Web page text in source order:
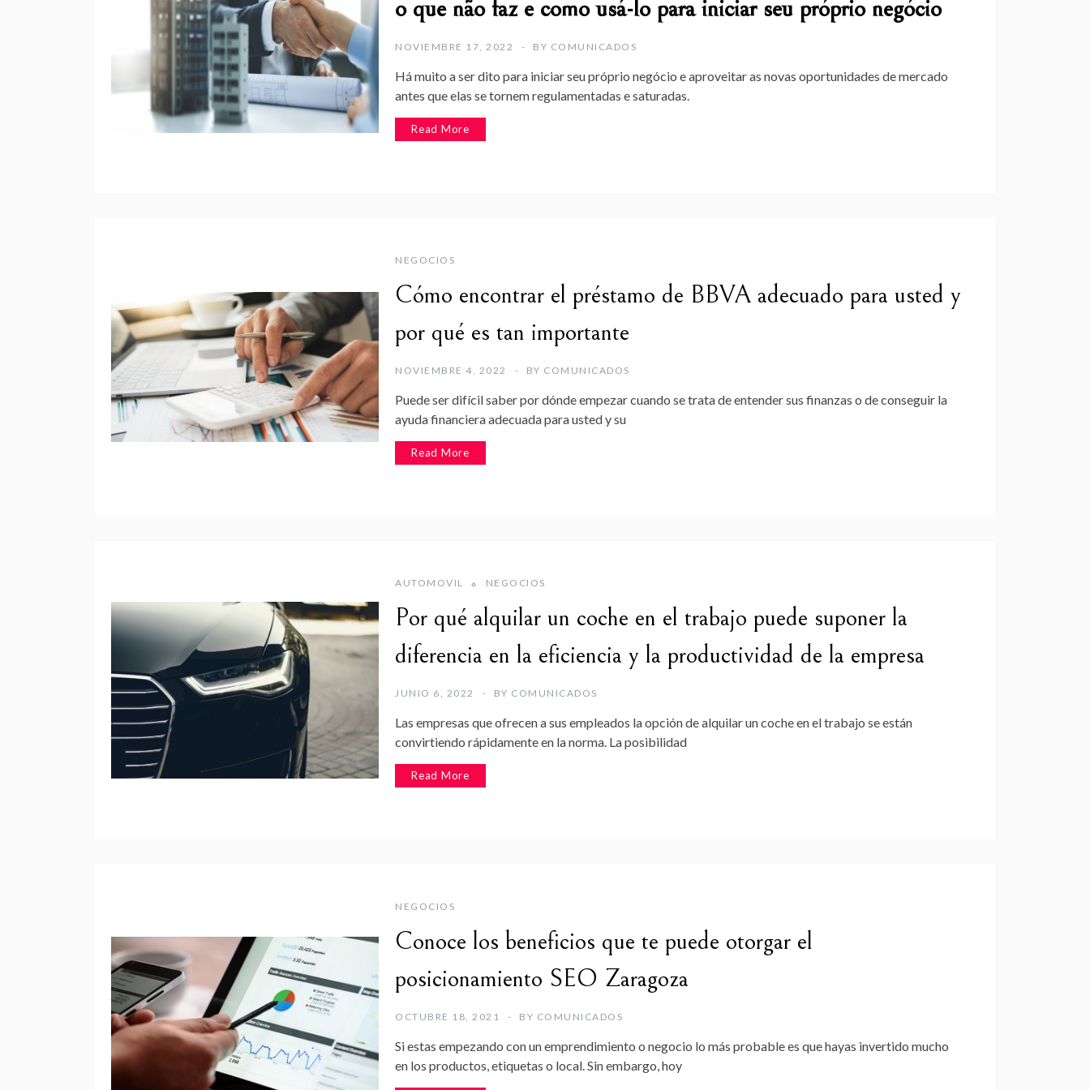
o que não faz e como usá-lo para iniciar seu próprio negócio
NOVIEMBRE 17, 2022 BY COMUNICADOS
Há muito a ser dito para iniciar seu próprio negócio e aproveitar as novas oportunidades de mercado
antes que elas se tornem regulamentadas e saturadas.
Read More
NEGOCIOS
Cómo encontrar el préstamo de BBVA adecuado para usted y
por qué es tan importante
NOVIEMBRE 4, 2022 BY COMUNICADOS
Puede ser difícil saber por dónde empezar cuando se trata de entender sus finanzas o de conseguir la
ayuda financiera adecuada para usted y su
Read More
AUTOMOVIL NEGOCIOS
Por qué alquilar un coche en el trabajo puede suponer la
diferencia en la eficiencia y la productividad de la empresa
JUNIO 6, 2022 BY COMUNICADOS
Las empresas que ofrecen a sus empleados la opción de alquilar un coche en el trabajo se están
convirtiendo rápidamente en la norma. La posibilidad
Read More
NEGOCIOS
Conoce los beneficios que te puede otorgar el
posicionamiento SEO Zaragoza
OCTUBRE 18, 2021 BY COMUNICADOS
Si estas empezando con un emprendimiento o negocio lo más probable es que hayas invertido mucho
en los productos, etiquetas o local. Sin embargo, hoy